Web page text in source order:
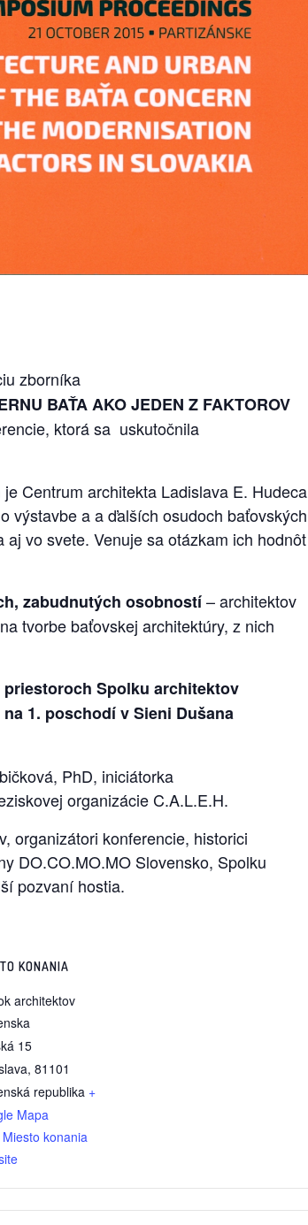
zborníka
BAŤA AKO JEDEN Z FAKTOROV
ktorá sa uskutočnila
Centrum architekta Ladislava E. Hudeca
výstavbe a a ďalších osudoch baťovských
vo svete. Venuje sa otázkam ich hodnôt
zabudnutých osobností– architektov
tvorbe baťovskej architektúry, z nich
priestoroch Spolku architektov
1. poschodí v Sieni Dušana
PhD, iniciátorka
organizácie C.A.L.E.H.
organizátori konferencie, historici
DO.CO.MO.MO Slovensko, Spolku
pozvaní hostia.
KONANIA
architektov
15
, 81101
republika +
Mapa
konania